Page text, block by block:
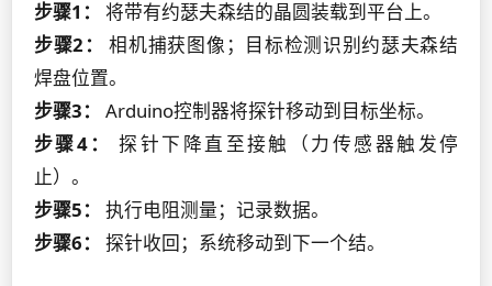
步骤1：
将带有约瑟夫森结的晶圆装载到平台上。
步骤2：
相机捕获图像；目标检测识别约瑟夫森结
焊盘位置。
步骤3：
Arduino控制器将探针移动到目标坐标。
步骤4：
探针下降直至接触（力传感器触发停
止）。
步骤5：
执行电阻测量；记录数据。
步骤6：
探针收回；系统移动到下一个结。